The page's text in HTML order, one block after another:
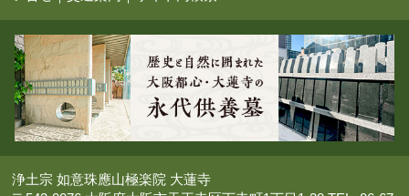
浄土宗 如意珠應山極楽院 大蓮寺